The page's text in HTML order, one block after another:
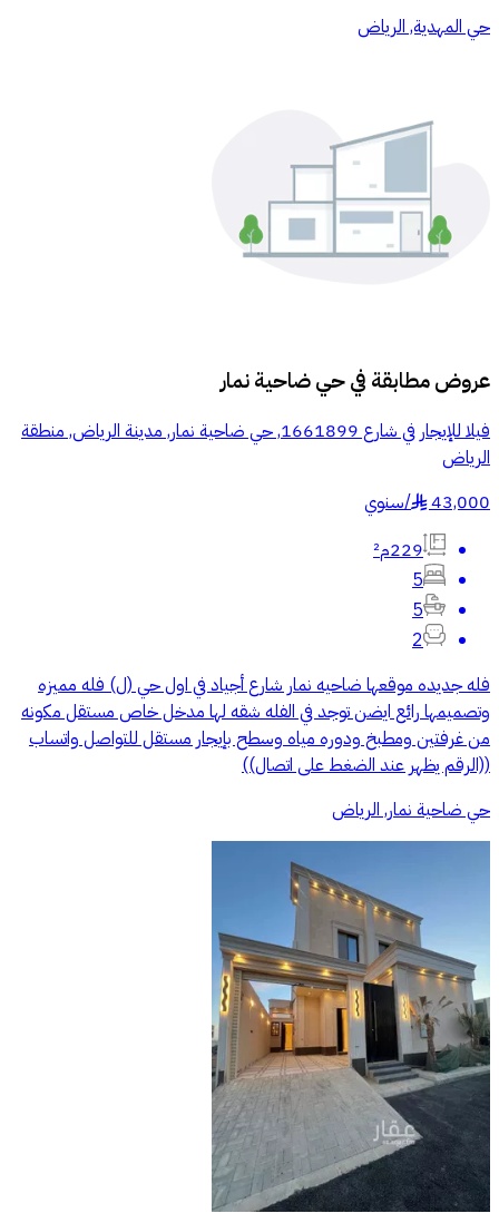
حي المهدية, الرياض
عروض مطابقة فيحي ضاحية نمار
فيلا للإيجار في شارع 1661899, حي ضاحية نمار, مدينة الرياض, منطقة
الرياض
43,000
§
/سنوي
229م²
5
5
2
فله جديده موقعها ضاحيه نمار شارع أجياد في اول حي (ل) فله مميزه
وتصميمها رائع ايضن توجد في الفله شقه لها مدخل خاص مستقل مكونه
من غرفتين ومطبخ ودوره مياه وسطح بإيجار مستقل للتواصل واتساب
((الرقم يظهر عند الضغط على اتصال))
حي ضاحية نمار, الرياض